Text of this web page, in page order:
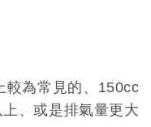
較為常見的、150cc
、或是排氣量更大